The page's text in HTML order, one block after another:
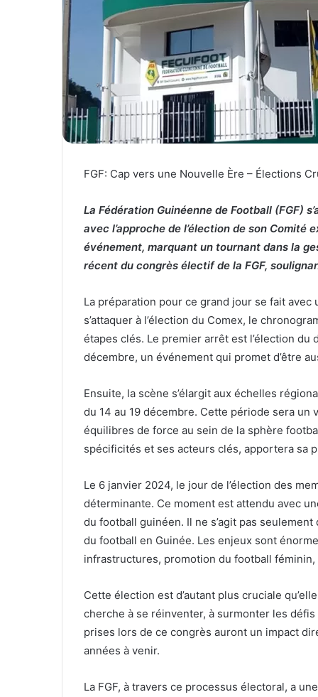
l
FGF: Cap vers une Nouvelle Ère – Élections
La Fédération Guinéenne de Football (FGF)
avec l’approche de l’élection de son
événement, marquant un tournant dans la
récent du congrès électif de la FGF,
La préparation pour ce grand jour se fait
s’attaquer à l’élection du Comex, le
étapes clés. Le premier arrêt est l’élection du
décembre, un événement qui promet d’être
Ensuite, la scène s’élargit aux échelles
du 14 au 19 décembre. Cette période sera
équilibres de force au sein de la sphère
spécificités et ses acteurs clés, apportera sa
Le 6 janvier 2024, le jour de l’élection des
déterminante. Ce moment est attendu avec
du football guinéen. Il ne s’agit pas
du football en Guinée. Les enjeux sont
infrastructures, promotion du football
Cette élection est d’autant plus cruciale
cherche à se réinventer, à surmonter les
prises lors de ce congrès auront un impact
années à venir.
La FGF, à travers ce processus électoral, a